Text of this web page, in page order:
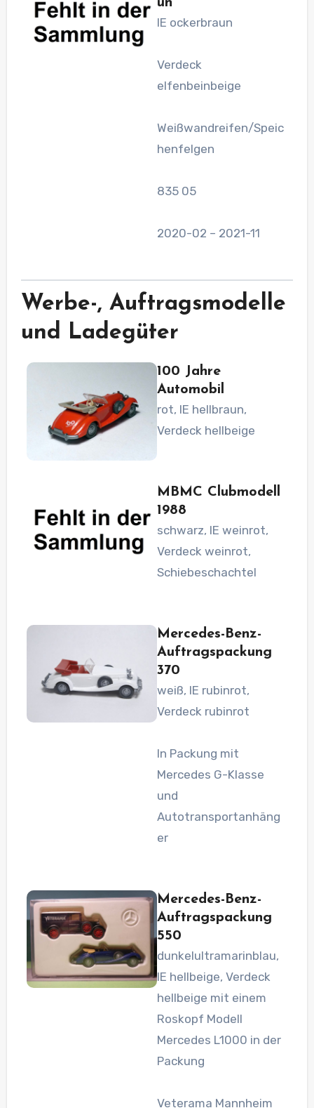
IE ockerbraun
Verdeck
elfenbeinbeige
Weißwandreifen/Speic
henfelgen
835 05
2020-02 – 2021-11
Werbe-, Auftragsmodelle
und Ladegüter
100 Jahre
Automobil
rot, IE hellbraun,
Verdeck hellbeige
MBMC Clubmodell
1988
schwarz, IE weinrot,
Verdeck weinrot,
Schiebeschachtel
Mercedes-Benz-
Auftragspackung
370
weiß, IE rubinrot,
Verdeck rubinrot
In Packung mit
Mercedes G-Klasse
und
Autotransportanhäng
er
Mercedes-Benz-
Auftragspackung
550
dunkelultramarinblau,
IE hellbeige, Verdeck
hellbeige mit einem
Roskopf Modell
Mercedes L1000 in der
Packung
Veterama Mannheim